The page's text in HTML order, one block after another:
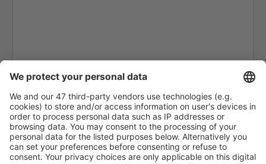
Lampedusa Airport (LMP)
Milano
Forli Luigi Ridolfi (FRL)
Milano